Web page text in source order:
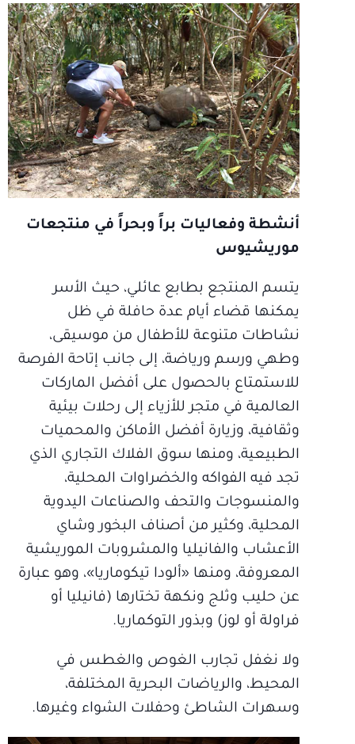
أنشطة وفعاليات براً وبحراً في منتجعات
موريشيوس
يتسم المنتجع بطابع عائلي، حيث الأسر
يمكنها قضاء أيام عدة حافلة في ظل
نشاطات متنوعة للأطفال من موسيقى،
وطهي ورسم ورياضة، إلى جانب إتاحة الفرصة
للاستمتاع بالحصول على أفضل الماركات
العالمية في متجر للأزياء إلى رحلات بيئية
وثقافية، وزيارة أفضل الأماكن والمحميات
الطبيعية، ومنها سوق الفلاك التجاري الذي
تجد فيه الفواكه والخضراوات المحلية،
والمنسوجات والتحف والصناعات اليدوية
المحلية، وكثير من أصناف البخور وشاي
الأعشاب والفانيليا والمشروبات الموريشية
المعروفة، ومنها «ألودا تيكوماريا»، وهو عبارة
عن حليب وثلج ونكهة تختارها (فانيليا أو
فراولة أو لوز) وبذور التوكماريا.
ولا نغفل تجارب الغوص والغطس في
المحيط، والرياضات البحرية المختلفة،
وسهرات الشاطئ وحفلات الشواء وغيرها.